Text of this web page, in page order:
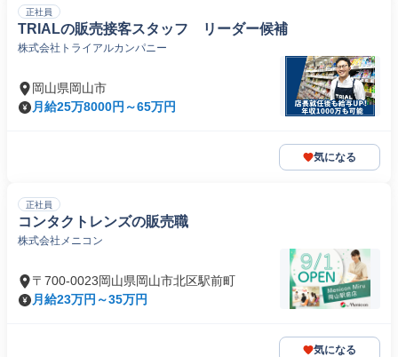
正社員
TRIALの販売接客スタッフ リーダー候補
株式会社トライアルカンパニー
岡山県岡山市
月給25万8000円～65万円
気になる
正社員
コンタクトレンズの販売職
株式会社メニコン
〒700-0023岡山県岡山市北区駅前町
月給23万円～35万円
気になる